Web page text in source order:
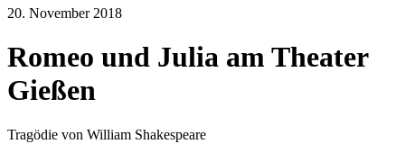
20. November 2018
Romeo und Julia am Theater
Gießen
Tragödie von William Shakespeare